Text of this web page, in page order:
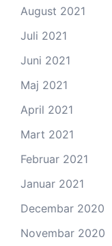
August 2021
Juli 2021
Juni 2021
Maj 2021
April 2021
Mart 2021
Februar 2021
Januar 2021
Decembar 2020
Novembar 2020